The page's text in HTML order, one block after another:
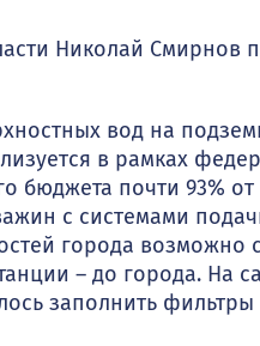
Николай Смирнов
вод на
в рамках
почти 93%
с системами
города возможно
– до города. На
заполнить фильтры